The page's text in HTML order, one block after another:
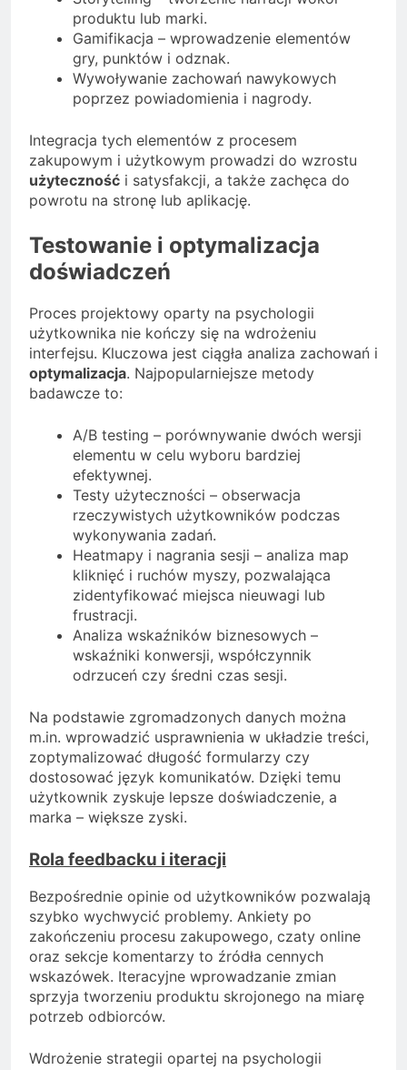
produktu lub marki.
Gamifikacja – wprowadzenie elementów
gry, punktów i odznak.
Wywoływanie zachowań nawykowych
poprzez powiadomienia i nagrody.
Integracja tych elementów z procesem
zakupowym i użytkowym prowadzi do wzrostu
użyteczność i satysfakcji, a także zachęca do
powrotu na stronę lub aplikację.
Testowanie i optymalizacja
doświadczeń
Proces projektowy oparty na psychologii
użytkownika nie kończy się na wdrożeniu
interfejsu. Kluczowa jest ciągła analiza zachowań i
optymalizacja. Najpopularniejsze metody
badawcze to:
A/B testing – porównywanie dwóch wersji
elementu w celu wyboru bardziej
efektywnej.
Testy użyteczności – obserwacja
rzeczywistych użytkowników podczas
wykonywania zadań.
Heatmapy i nagrania sesji – analiza map
kliknięć i ruchów myszy, pozwalająca
zidentyfikować miejsca nieuwagi lub
frustracji.
Analiza wskaźników biznesowych –
wskaźniki konwersji, współczynnik
odrzuceń czy średni czas sesji.
Na podstawie zgromadzonych danych można
m.in. wprowadzić usprawnienia w układzie treści,
zoptymalizować długość formularzy czy
dostosować język komunikatów. Dzięki temu
użytkownik zyskuje lepsze doświadczenie, a
marka – większe zyski.
Rola feedbacku i iteracji
Bezpośrednie opinie od użytkowników pozwalają
szybko wychwycić problemy. Ankiety po
zakończeniu procesu zakupowego, czaty online
oraz sekcje komentarzy to źródła cennych
wskazówek. Iteracyjne wprowadzanie zmian
sprzyja tworzeniu produktu skrojonego na miarę
potrzeb odbiorców.
Wdrożenie strategii opartej na psychologii